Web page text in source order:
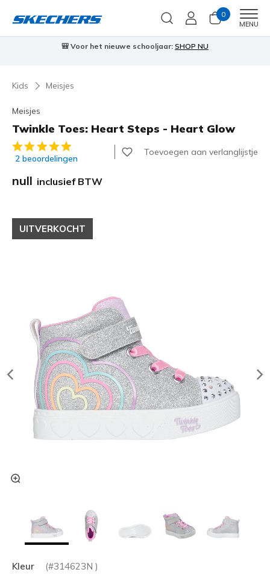
0
MENU
🎒 Voor het nieuwe schooljaar: SHOP NU
Kids Meisjes
Meisjes
Twinkle Toes: Heart Steps - Heart Glow
4,6 van de 5 klantbeoordelingen
2 beoordelingen
Toevoegen aan verlanglijstje
null inclusief BTW
UITVERKOCHT
Kleur (#314623N )